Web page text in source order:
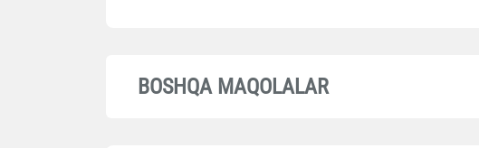
BOSHQA MAQOLALAR